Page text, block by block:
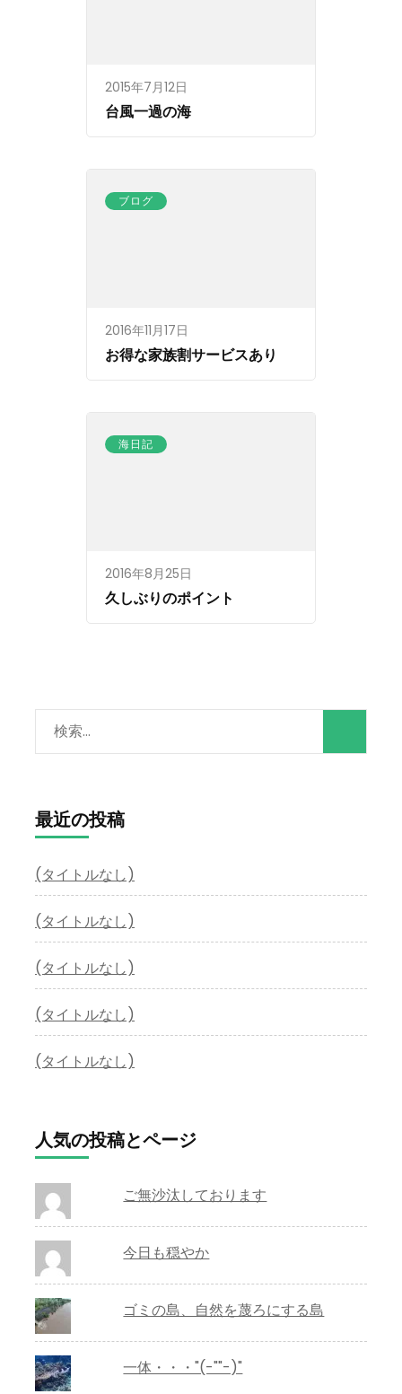
2015年7月12日
台風一過の海
ブログ
2016年11月17日
お得な家族割サービスあり
海日記
2016年8月25日
久しぶりのポイント
検
索:
最近の投稿
(タイトルなし)
(タイトルなし)
(タイトルなし)
(タイトルなし)
(タイトルなし)
人気の投稿とページ
ご無沙汰しております
今日も穏やか
ゴミの島、自然を蔑ろにする島
一体・・・"(-""-)"